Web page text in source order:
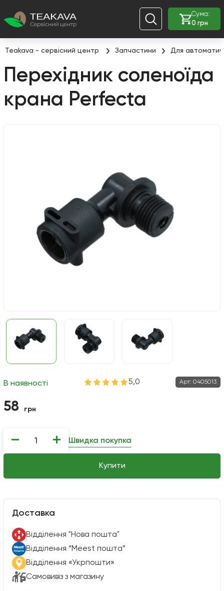
Сума:
0 грн
Teakava - сервісний центр Запчастини Для
Перехідник соленоїда
крана Perfecta
В наявності 5,0 Арт: 0405013
58 грн
− +
Купити
Швидка покупка
Доставка
Вiддiлення "Нова пошта"
Вiддiлення “Meest пошта”
Відділення «Укрпошти»
Самовивіз з магазину